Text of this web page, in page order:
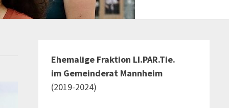
Ehemalige Fraktion LI.PAR.Tie.
im Gemeinderat Mannheim
(2019-2024)